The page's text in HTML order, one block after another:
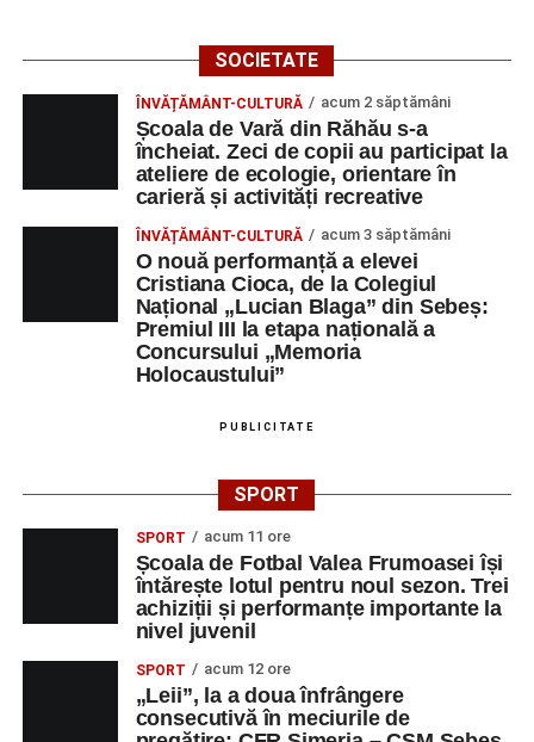
SOCIETATE
ÎNVĂȚĂMÂNT-CULTURĂ acum 2 săptămâni
Școala de Vară din Răhău s-a
încheiat. Zeci de copii au participat la
ateliere de ecologie, orientare în
carieră și activități recreative
ÎNVĂȚĂMÂNT-CULTURĂ acum 3 săptămâni
O nouă performanță a elevei
Cristiana Cioca, de la Colegiul
Național „Lucian Blaga” din Sebeș:
Premiul III la etapa națională a
Concursului „Memoria
Holocaustului”
PUBLICITATE
SPORT
SPORT acum 11 ore
Școala de Fotbal Valea Frumoasei își
întărește lotul pentru noul sezon. Trei
achiziții și performanțe importante la
nivel juvenil
SPORT acum 12 ore
„Leii”, la a doua înfrângere
consecutivă în meciurile de